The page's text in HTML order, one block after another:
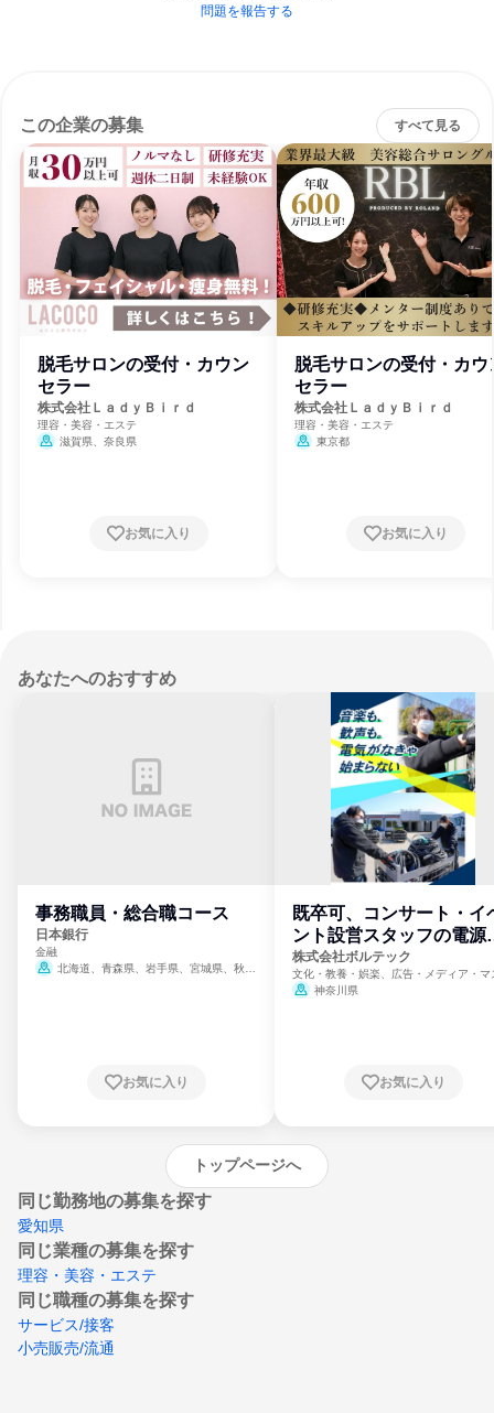
問題を報告する
この企業の募集 すべて見る
脱毛サロンの受付・カウン
セラー
株式会社ＬａｄｙＢｉｒｄ
理容・美容・エステ
滋賀県、奈良県
お気に入り
脱毛サロンの受付・カウ
セラー
株式会社ＬａｄｙＢｉｒｄ
理容・美容・エステ
東京都
お気に入り
あなたへのおすすめ
事務職員・総合職コース
日本銀行
金融
北海道、青森県、岩手県、宮城県、秋田
崎県、熊本県、大分県、宮崎県、鹿児島県、
お気に入り
既卒可、コンサート・イ
ント設営スタッフの電源
門
株式会社ボルテック
文化・教養・娯楽、広告・メディア・マ
ミ、電力・ガス・水道・エネルギー
神奈川県
お気に入り
トップページへ
同じ勤務地の募集を探す
愛知県
同じ業種の募集を探す
理容・美容・エステ
同じ職種の募集を探す
サービス/接客
小売販売/流通